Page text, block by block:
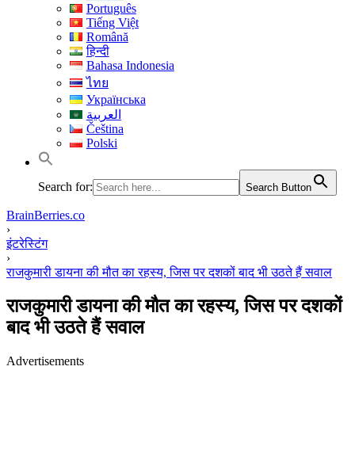
Português
Tiếng Việt
Română
हिन्दी
Bahasa Indonesia
ไทย
Українська
العربية
Čeština
Polski
Search for: Search Button
BrainBerries.co
›
इंटरेस्टिंग
›
राजकुमारी डायना की मौत का रहस्य, जिस पर दशकों बाद भी उठते हैं सवाल
राजकुमारी डायना की मौत का रहस्य, जिस पर दशकों
बाद भी उठते हैं सवाल
Advertisements